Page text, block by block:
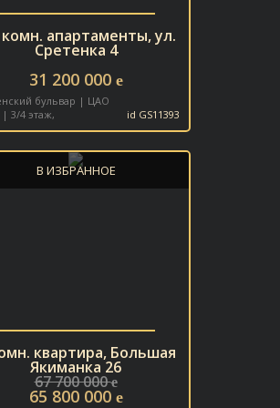
комн. апартаменты, ул.
Сретенка 4
31 200 000 e
бульвар | ЦАО
| 3/4 этаж,
id GS11393
квартира, Большая
Якиманка 26
67 700 000e
65 800 000 e
В ИЗБРАННОЕ